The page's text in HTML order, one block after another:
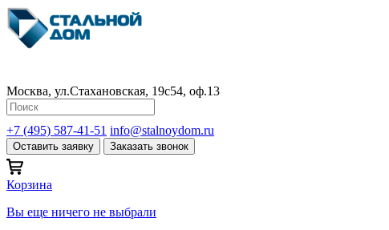
Москва, ул.Стахановская, 19с54, оф.13
+7 (495) 587-41-51 info@stalnoydom.ru
Оставить заявку Заказать звонок
Корзина
Вы еще ничего не выбрали